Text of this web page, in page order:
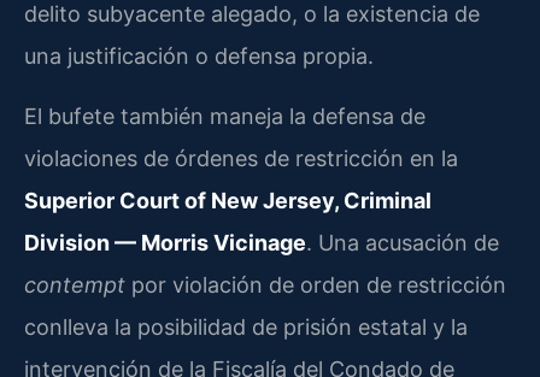
delito subyacente alegado, o la existencia de
una justificación o defensa propia.
El bufete también maneja la defensa de
violaciones de órdenes de restricción en la
Superior Court of New Jersey, Criminal
Division — Morris Vicinage. Una acusación de
contempt por violación de orden de restricción
conlleva la posibilidad de prisión estatal y la
intervención de la Fiscalía del Condado de